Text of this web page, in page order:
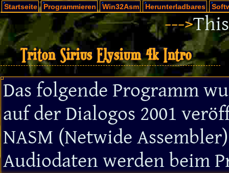
Startseite Programmieren Win32Asm Herunterladbares
--->
Triton Sirius Elysium 4k Intro
Das folgende Programm
auf der Dialogos 2001
NASM (Netwide
Audiodaten werden beim